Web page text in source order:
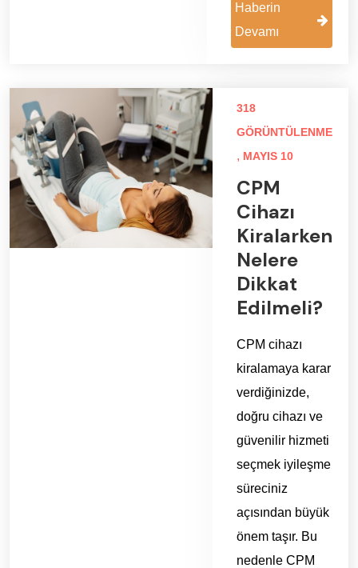
Haberin
Devamı
318
GÖRÜNTÜLENME
, MAYIS 10
CPM
Cihazı
Kiralarken
Nelere
Dikkat
Edilmeli?
CPM cihazı
kiralamaya karar
verdiğinizde,
doğru cihazı ve
güvenilir hizmeti
seçmek iyileşme
süreciniz
açısından büyük
önem taşır. Bu
nedenle CPM